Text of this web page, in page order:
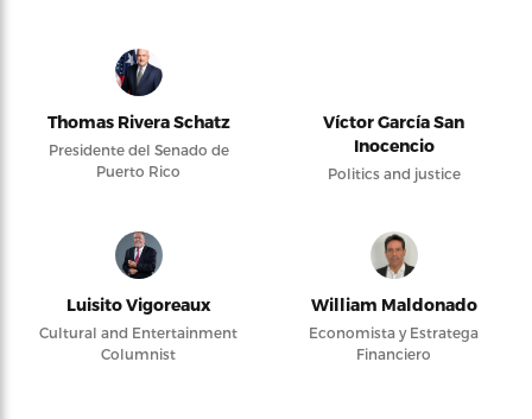
Thomas Rivera Schatz
Presidente del Senado de
Puerto Rico
Víctor García San
Inocencio
Politics and justice
Luisito Vigoreaux
Cultural and Entertainment
Columnist
William Maldonado
Economista y Estratega
Financiero